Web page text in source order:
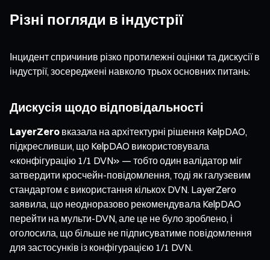
Різні погляди в індустрії
Інцидент спричинив різко протилежні оцінки та дискусії в
індустрії, зосереджені навколо трьох основних питань:
Дискусія щодо відповідальності
LayerZero вказала на архітектурні рішення KelpDAO,
підкресливши, що KelpDAO використовувала
«конфігурацію 1/1 DVN» — тобто один валідатор міг
затвердити кросчейн-повідомлення, тоді як галузевим
стандартом є використання кількох DVN. LayerZero
заявила, що неодноразово рекомендувала KelpDAO
перейти на мульти-DVN, але це не було зроблено, і
оголосила, що більше не підписуватиме повідомлення
для застосунків із конфігурацією 1/1 DVN.